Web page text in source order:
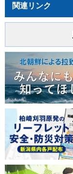
関連リンク